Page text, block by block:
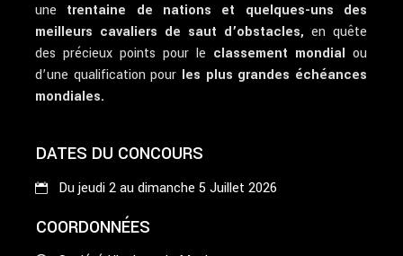
une trentaine de nations et quelques-uns des
meilleurs cavaliers de saut d’obstacles, en quête
des précieux points pour le classement mondial ou
d’une qualification pour les plus grandes échéances
mondiales.
DATES DU CONCOURS
Du jeudi 2 au dimanche 5 Juillet 2026
COORDONNÉES